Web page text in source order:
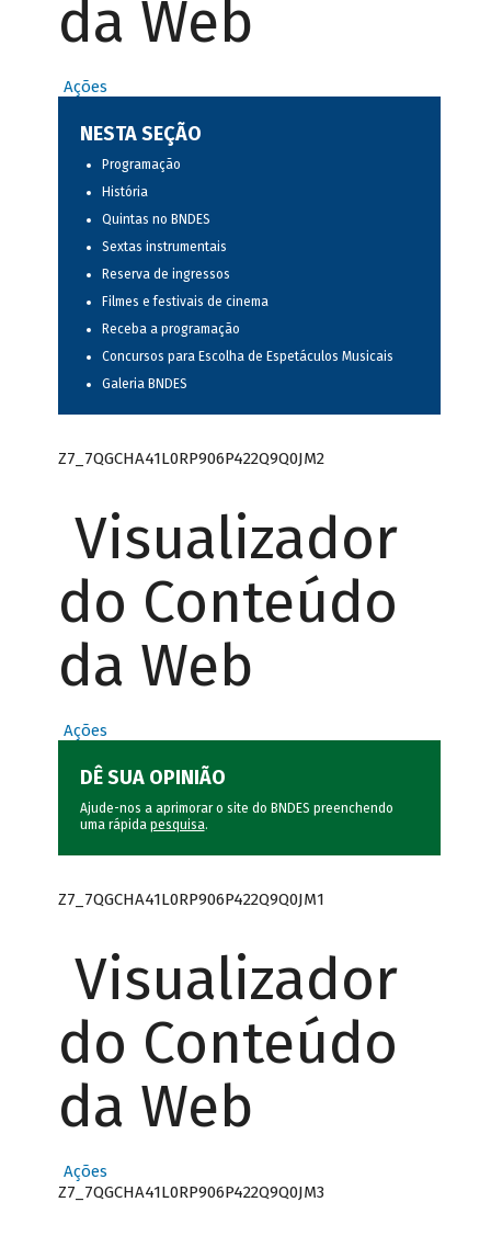
da Web
Ações
NESTA SEÇÃO
Programação
História
Quintas no BNDES
Sextas instrumentais
Reserva de ingressos
Filmes e festivais de cinema
Receba a programação
Concursos para Escolha de Espetáculos Musicais
Galeria BNDES
Z7_7QGCHA41L0RP906P422Q9Q0JM2
Visualizador
do Conteúdo
da Web
Ações
DÊ SUA OPINIÃO
Ajude-nos a aprimorar o site do BNDES preenchendo
uma rápida pesquisa.
Z7_7QGCHA41L0RP906P422Q9Q0JM1
Visualizador
do Conteúdo
da Web
Ações
Z7_7QGCHA41L0RP906P422Q9Q0JM3